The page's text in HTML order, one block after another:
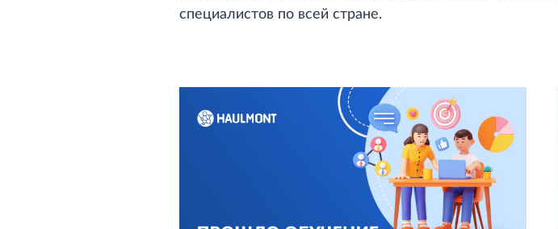
специалистов по всей стране.